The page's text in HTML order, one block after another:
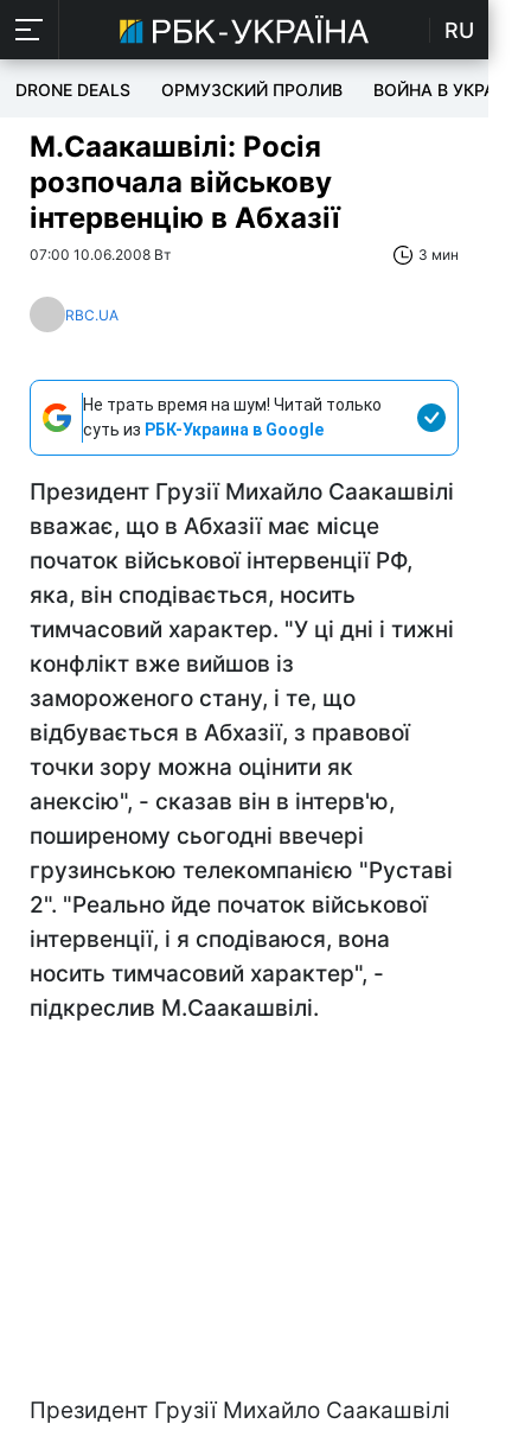
RU
DRONE DEALS ОРМУЗСКИЙ ПРОЛИВ ВОЙНА В УКРАИНЕ
М.Саакашвілі: Росія
розпочала військову
інтервенцію в Абхазії
07:00 10.06.2008 Вт 3 мин
RBC.UA
Не трать время на шум! Читай только
суть из РБК-Украина в Google
Президент Грузії Михайло Саакашвілі
вважає, що в Абхазії має місце
початок військової інтервенції РФ,
яка, він сподівається, носить
тимчасовий характер. "У ці дні і тижні
конфлікт вже вийшов із
замороженого стану, і те, що
відбувається в Абхазії, з правової
точки зору можна оцінити як
анексію", - сказав він в інтерв'ю,
поширеному сьогодні ввечері
грузинською телекомпанією "Руставі
2". "Реально йде початок військової
інтервенції, і я сподіваюся, вона
носить тимчасовий характер", -
підкреслив М.Саакашвілі.
Президент Грузії Михайло Саакашвілі